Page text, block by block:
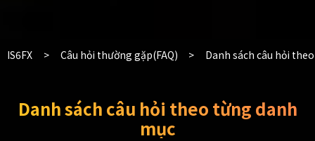
IS6FX Câu hỏi thường gặp(FAQ) Danh sách câu hỏi
Danh sách câu hỏi theo từng danh
mục